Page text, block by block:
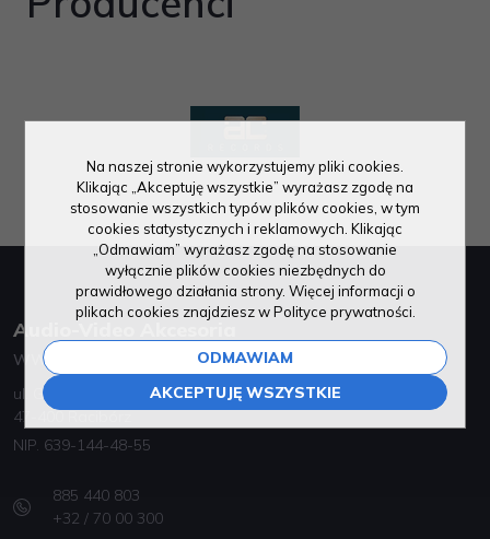
Audio-Video Akcesoria
WWNET Bożena Furgol
ul. Gen. Józefa Bema 3
47-400 Racibórz
NIP. 639-144-48-55
885 440 803
+32 / 70 00 300
Na naszej stronie wykorzystujemy pliki cookies.
Klikając „Akceptuję wszystkie” wyrażasz zgodę na
stosowanie wszystkich typów plików cookies, w tym
cookies statystycznych i reklamowych. Klikając
„Odmawiam” wyrażasz zgodę na stosowanie
wyłącznie plików cookies niezbędnych do
prawidłowego działania strony. Więcej informacji o
plikach cookies znajdziesz w Polityce prywatności.
ODMAWIAM
AKCEPTUJĘ WSZYSTKIE